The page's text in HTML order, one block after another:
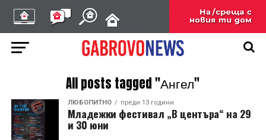
All posts tagged "Ангел"
ЛЮБОПИТНО преди 13 години
Младежки фестивал „В центъра“ на 29
и 30 юни